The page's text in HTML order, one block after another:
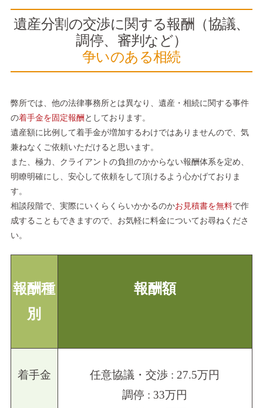
遺産分割の交渉に関する報酬（協議、
調停、審判など）
争いのある相続
弊所では、他の法律事務所とは異なり、遺産・相続に関する事件
の着手金を固定報酬 としております。
遺産額に比例して着手金が増加するわけではありませんので、気
兼ねなくご依頼いただけると思います。
また、極力、クライアントの負担のかからない報酬体系を定め、
明瞭明確にし、安心して依頼をして頂けるよう心かげておりま
す。
相談段階で、実際にいくらくらいかかるのかお見積書を無料で作
成することもできますので、お気軽に料金についてお尋ねくださ
い。
報酬種
別
報酬額
着手金
任意協議・交渉 : 27.5万円
調停 : 33万円